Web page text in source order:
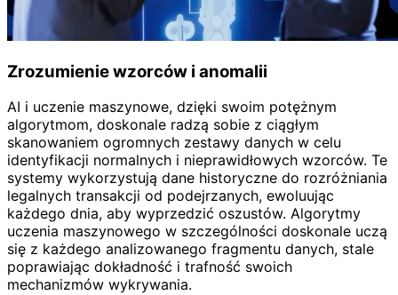
Zrozumienie wzorców i anomalii
AI i uczenie maszynowe, dzięki swoim potężnym
algorytmom, doskonale radzą sobie z ciągłym
skanowaniem ogromnych zestawy danych w celu
identyfikacji normalnych i nieprawidłowych wzorców. Te
systemy wykorzystują dane historyczne do rozróżniania
legalnych transakcji od podejrzanych, ewoluując
każdego dnia, aby wyprzedzić oszustów. Algorytmy
uczenia maszynowego w szczególności doskonale uczą
się z każdego analizowanego fragmentu danych, stale
poprawiając dokładność i trafność swoich
mechanizmów wykrywania.